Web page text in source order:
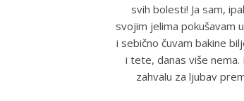
svih bolesti! Ja sam,
svojim jelima pokušavam
i sebično čuvam bakine
i tete, danas više
zahvalu za ljubav